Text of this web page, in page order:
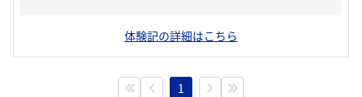
体験記の詳細はこちら
1